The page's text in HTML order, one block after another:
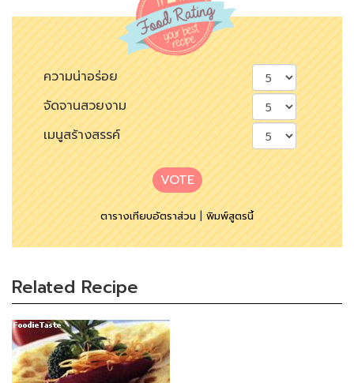
ความน่าอร่อย
จัดจานสวยงาม
เมนูสร้างสรรค์
VOTE
ตารางเทียบอัตราส่วน|พิมพ์สูตรนี้
Related Recipe